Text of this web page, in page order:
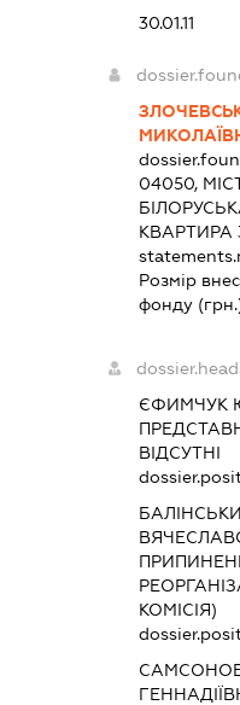
30.01.11
04050,
КВАРТИРА
Розмір
фонду
ЄФИМЧУК
ВІДСУТНІ
КОМІСІЯ)